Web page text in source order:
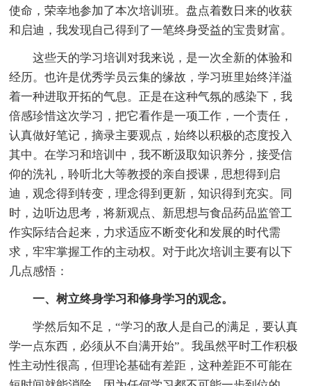
使命，荣幸地参加了本次培训班。盘点着数日来的收获
和启迪，我发现自己得到了一笔终身受益的宝贵财富。
这些天的学习培训对我来说，是一次全新的体验和
经历。也许是优秀学员云集的缘故，学习班里始终洋溢
着一种进取开拓的气息。正是在这种气氛的感染下，我
倍感珍惜这次学习，把它看作是一项工作，一个责任，
认真做好笔记，摘录主要观点，始终以积极的态度投入
其中。在学习和培训中，我不断汲取知识养分，接受信
仰的洗礼，聆听北大等教授的亲自授课，思想得到启
迪，观念得到转变，理念得到更新，知识得到充实。同
时，边听边思考，将新观点、新思想与食品药品监管工
作实际结合起来，力求适应不断变化和发展的时代需
求，牢牢掌握工作的主动权。对于此次培训主要有以下
几点感悟：
一、树立终身学习和修身学习的观念。
学然后知不足，“学习的敌人是自己的满足，要认真
学一点东西，必须从不自满开始”。我虽然平时工作积极
性主动性很高，但理论基础有差距，这种差距不可能在